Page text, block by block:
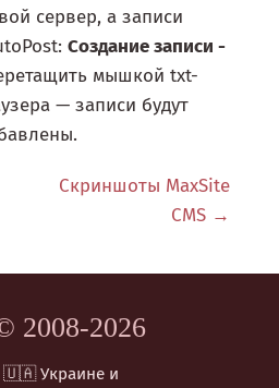
сервер, а записи
Создание записи -
мышкой txt-
— записи будут
Скриншоты MaxSite
CMS
2008-2026
🇺🇦 Украине и